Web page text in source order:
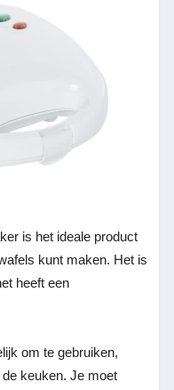
is het ideale product
kunt maken. Het is
heeft een
om te gebruiken,
keuken. Je moet